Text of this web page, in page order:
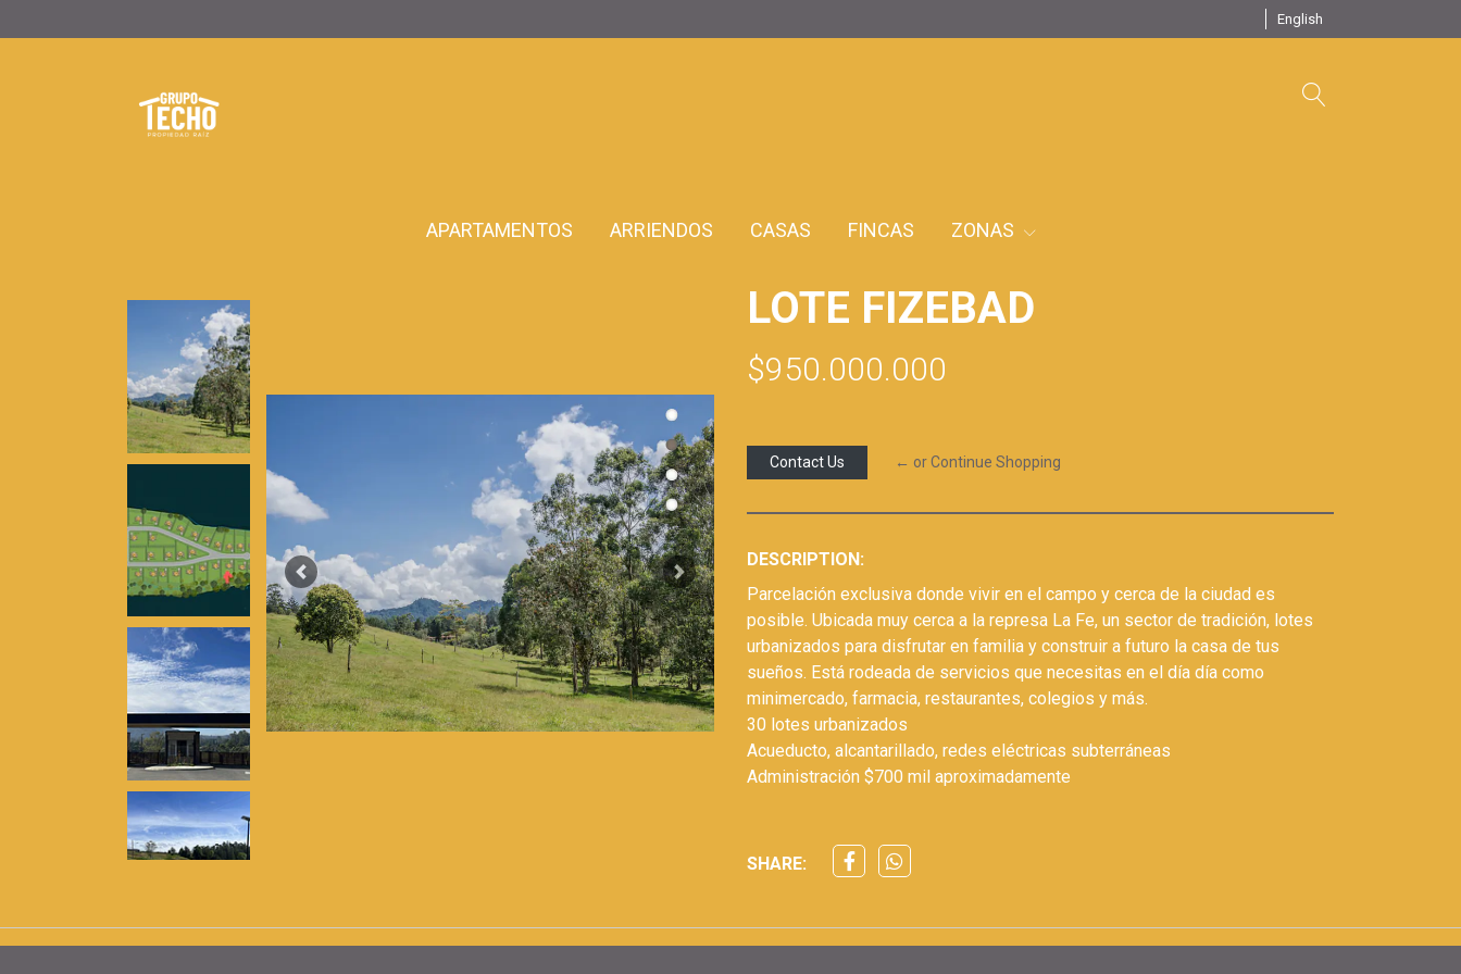
English
APARTAMENTOS ARRIENDOS CASAS FINCAS ZONAS
Previous Next
LOTE FIZEBAD
$950.000.000
Contact Us ← or Continue Shopping
DESCRIPTION:
Parcelación exclusiva donde vivir en el campo y cerca de la ciudad es
posible. Ubicada muy cerca a la represa La Fe, un sector de tradición, lotes
urbanizados para disfrutar en familia y construir a futuro la casa de tus
sueños. Está rodeada de servicios que necesitas en el día día como
minimercado, farmacia, restaurantes, colegios y más.
30 lotes urbanizados
Acueducto, alcantarillado, redes eléctricas subterráneas
Administración $700 mil aproximadamente
SHARE: